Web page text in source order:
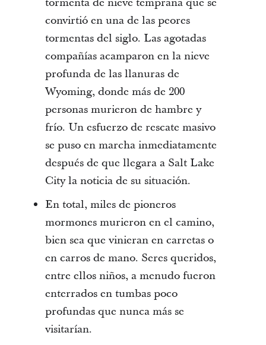
convirtió en una de las peores
tormentas del siglo. Las agotadas
compañías acamparon en la nieve
profunda de las llanuras de
Wyoming, donde más de 200
personas murieron de hambre y
frío. Un esfuerzo de rescate masivo
se puso en marcha inmediatamente
después de que llegara a Salt Lake
City la noticia de su situación.
En total, miles de pioneros
mormones murieron en el camino,
bien sea que vinieran en carretas o
en carros de mano. Seres queridos,
entre ellos niños, a menudo fueron
enterrados en tumbas poco
profundas que nunca más se
visitarían.